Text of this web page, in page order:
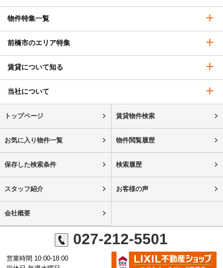
物件特集一覧
前橋市のエリア特集
賃貸について知る
当社について
トップページ 賃貸物件検索
お気に入り物件一覧 物件閲覧履歴
保存した検索条件 検索履歴
スタッフ紹介 お客様の声
会社概要
027-212-5501
営業時間 10:00-18:00